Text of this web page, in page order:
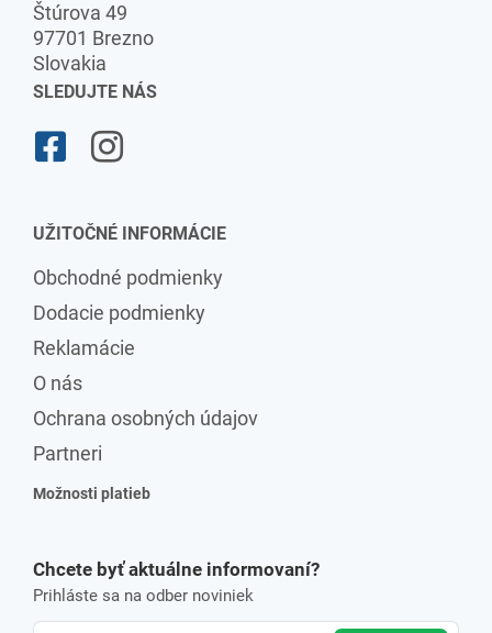
Štúrova 49
97701 Brezno
Slovakia
SLEDUJTE NÁS
UŽITOČNÉ INFORMÁCIE
Obchodné podmienky
Dodacie podmienky
Reklamácie
O nás
Ochrana osobných údajov
Partneri
Možnosti platieb
Chcete byť aktuálne informovaní?
Prihláste sa na odber noviniek